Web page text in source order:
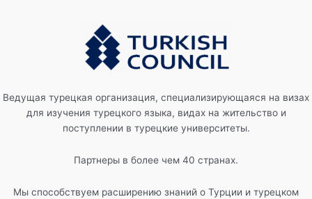
Ведущая турецкая организация, специализирующаяся на визах
для изучения турецкого языка, видах на жительство и
поступлении в турецкие университеты.
Партнеры в более чем 40 странах.
Мы способствуем расширению знаний о Турции и турецком